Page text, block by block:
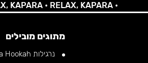
•RELAX, KAPARA •
מתוגים מובילים
נרגילות Alpha Hookah